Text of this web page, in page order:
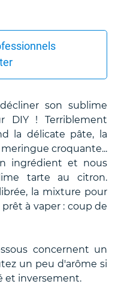
son sublime
DIY ! Terriblement
la délicate pâte, la
croquante...
ingrédient et nous
tarte au citron.
la mixture pour
à vaper : coup de
concernent un
un peu d'arôme si
et inversement.